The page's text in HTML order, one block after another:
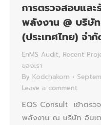
การตรวจสอบและ
พลังงาน @ บริษั
(ประเทศไทย) จำ
EnMS Audit, Recent
ของเรา
By Kodchakorn
Leave a comment
EQS Consult เข้าตรว
พลังงาน ณ บริษัท อินเต